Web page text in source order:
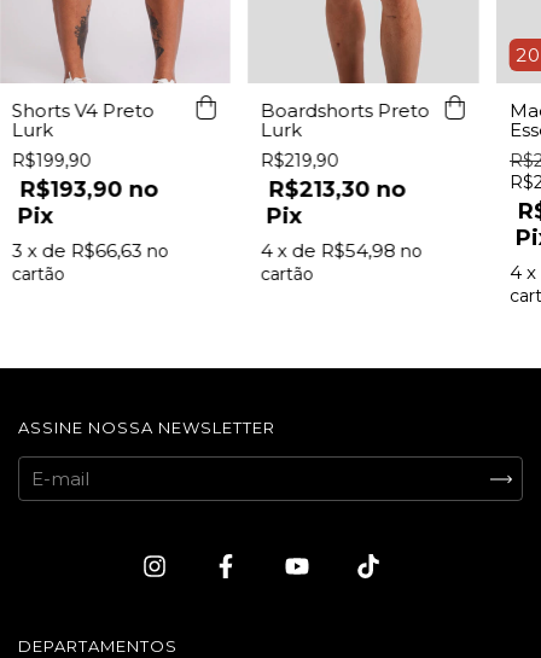
Shorts V4 Preto
Lurk
R$199,90
R$193,90
Pix
3 x de R$66,63
Boardshorts Preto
Lurk
R$219,90
R$213,30
Pix
4 x de R$54,98
20
4
ASSINE NOSSA NEWSLETTER
DEPARTAMENTOS